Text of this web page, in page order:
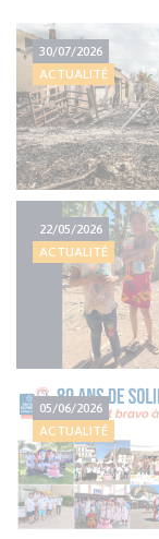
Actualité
majeure
30/07/2026
ACTUALITÉ
Actualités
mineures
22/05/2026
ACTUALITÉ
05/06/2026
ACTUALITÉ